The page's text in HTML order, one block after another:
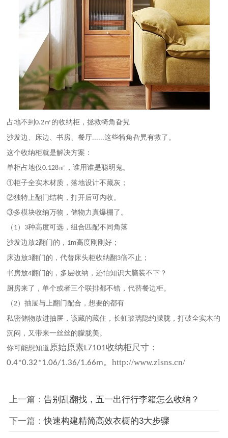
占地不到0.2㎡的收纳柜，拯救犄角旮旯
沙发边、床边、书房、餐厅......这些犄角旮旯有救了。
这个收纳柜就是解决方案：
单柜占地仅0.128㎡，谁用谁是聪明鬼。
①柜子全实木材质，落地设计不藏灰；
②独特上翻门结构，打开后可内收。
③多模块收纳万物，储物力真爆棚了。
（ 1） 3种高度可选，组合匹配不同角落
沙发边放2翻门的， 1m高度刚刚好；
床边放3翻门的，代替床头柜收纳翻3倍不止；
书房放4翻门的，多层收纳，还怕知识大脑装不下？
厨房来了，单个或者三个联排都不错，代替餐边柜。
（2）抽屉与上翻门配合，想要的都有
私密储物放进抽屉，该藏的藏住，长虹玻璃隐约朦胧，打破全实木的
沉闷，又带来一丝丝的朦胧美。
你可能想知道 原始原素L7101收纳柜尺寸：
0.4*0.32*1.06/1.36/1.66m。http://www.zlsns.cn/
上一篇： 告别乱翻找，五一出行行李箱怎么收纳？
下一篇：快速构建精简高效衣橱的3大步骤